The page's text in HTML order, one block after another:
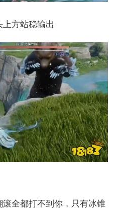
方站稳输出
全都打不到你，只有冰锥